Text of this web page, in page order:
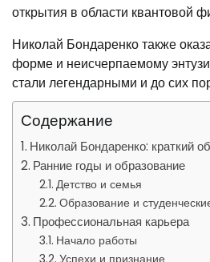
открытия в области квантовой
Николай Бондаренко также
форме и неисчерпаемому
стали легендарными и до сих
Содержание
Николай Бондаренко: краткий
Ранние годы и образование
Детство и семья
Образование и
Профессиональная карьера
Начало работы
Успехи и признание